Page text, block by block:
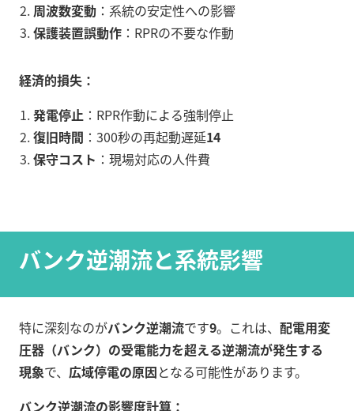
周波数変動 ：系統の安定性への影響
保護装置誤動作 ：RPRの不要な作動
経済的損失：
発電停止 ：RPR作動による強制停止
復旧時間 ：300秒の再起動遅延14
保守コスト ：現場対応の人件費
バンク逆潮流と系統影響
特に深刻なのがバンク逆潮流です9。これは、 配電用変
圧器（バンク）の受電能力を超える逆潮流が発生する
現象で、 広域停電の原因となる可能性があります。
バンク逆潮流の影響度計算：